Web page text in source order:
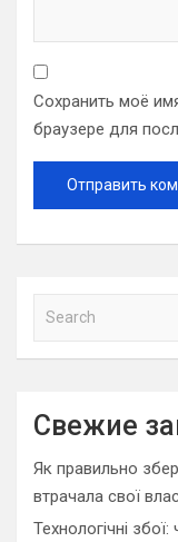
Сохранить моё
браузере для
a
c
Свежие
Як правильно
втрачала свої
Технологічні